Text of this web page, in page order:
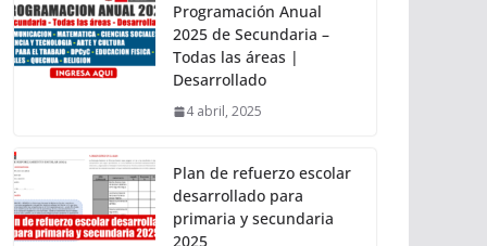
Programación Anual
2025 de Secundaria –
Todas las áreas |
Desarrollado
4 abril, 2025
Plan de refuerzo escolar
desarrollado para
primaria y secundaria
2025